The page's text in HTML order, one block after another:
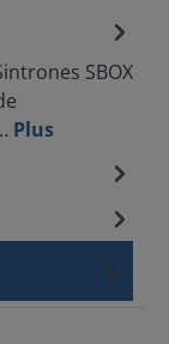
SBOX
Plus